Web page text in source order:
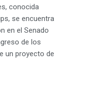
conocida
se encuentra
en el Senado
de los
un proyecto de